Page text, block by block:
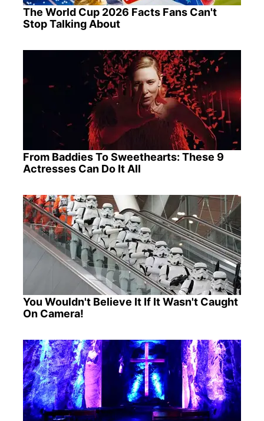
The World Cup 2026 Facts Fans Can't
Stop Talking About
From Baddies To Sweethearts: These 9
Actresses Can Do It All
You Wouldn't Believe It If It Wasn't Caught
On Camera!